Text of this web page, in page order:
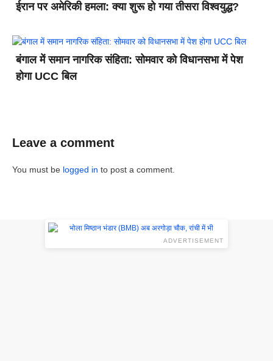
ईरान पर अमेरिकी हमला: क्या शुरू हो गया तीसरा विश्वयुद्ध?
बंगाल में समान नागरिक संहिता: सोमवार को विधानसभा में पेश
होगा UCC बिल
Leave a comment
You must be logged in to post a comment.
ADVERTISEMENT